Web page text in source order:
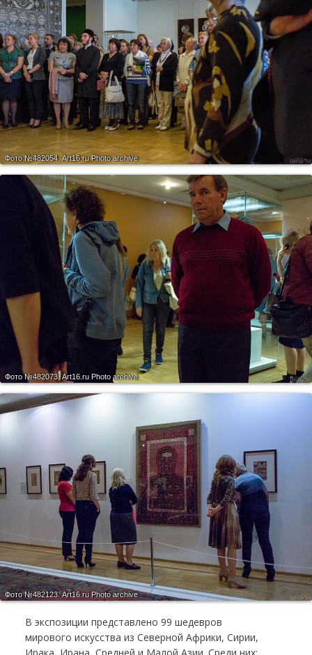
Фото №482054.Art16.ru Photo archive
Фото №482073.Art16.ru Photo archive
Фото №482123.Art16.ru Photo archive
В экспозиции представлено 99 шедевров
мирового искусства из Северной Африки, Сирии,